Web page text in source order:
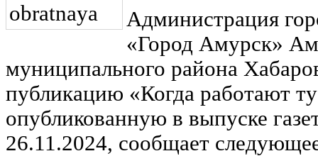
Администрация
«Город Амурск»
муниципального района
публикацию «Когда работают
опубликованную в выпуске
26.11.2024, сообщает